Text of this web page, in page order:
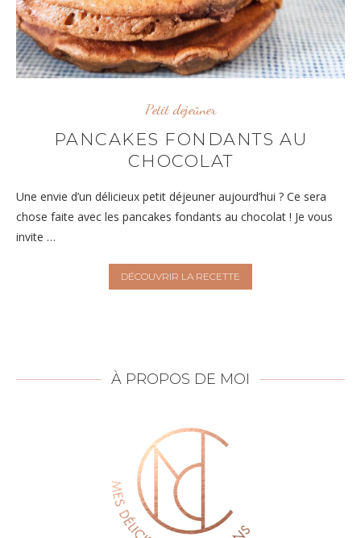
Petit dejeûner
PANCAKES FONDANTS AU
CHOCOLAT
Une envie d’un délicieux petit déjeuner aujourd’hui ? Ce sera
chose faite avec les pancakes fondants au chocolat ! Je vous
invite …
DÉCOUVRIR LA RECETTE
À PROPOS DE MOI